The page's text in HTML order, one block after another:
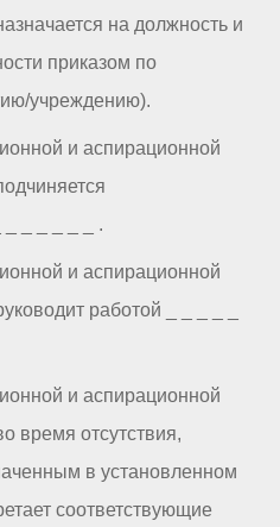
на должность и
приказом по
учреждению).
и аспирационной
_ _ _ _ _ .
и аспирационной
работой _ _ _ _ _
и аспирационной
время отсутствия,
в установленном
соответствующие